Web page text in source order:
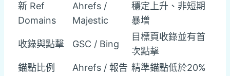
新 Ref
Domains
Ahrefs /
Majestic
穩定上升、非短期
暴增
收錄與點擊 GSC / Bing
目標頁收錄並有首
次點擊
錨點比例
Ahrefs / 報告 精準錨點低於20%